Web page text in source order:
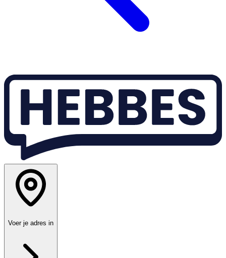
Voer je adres in